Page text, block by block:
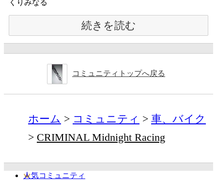
くりみなる
続きを読む
コミュニティトップへ戻る
ホーム コミュニティ
車、バイク
CRIMINAL Midnight Racing
人気コミュニティ